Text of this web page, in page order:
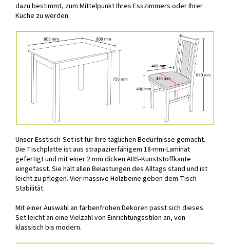
dazu bestimmt, zum Mittelpunkt Ihres Esszimmers oder Ihrer
Küche zu werden.
Unser Esstisch-Set ist für Ihre täglichen Bedürfnisse gemacht.
Die Tischplatte ist aus strapazierfähigem 18-mm-Laminat
gefertigt und mit einer 2 mm dicken ABS-Kunststoffkante
eingefasst. Sie hält allen Belastungen des Alltags stand und ist
leicht zu pflegen. Vier massive Holzbeine geben dem Tisch
Stabilität.
Mit einer Auswahl an farbenfrohen Dekoren passt sich dieses
Set leicht an eine Vielzahl von Einrichtungsstilen an, von
klassisch bis modern.